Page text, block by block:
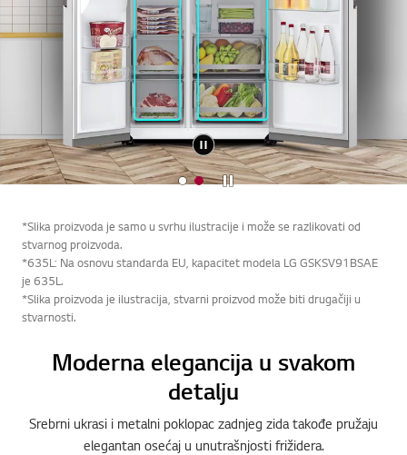
Zaustavi
*Slika proizvoda je samo u svrhu ilustracije i može se razlikovati od
stvarnog proizvoda.
*635L: Na osnovu standarda EU, kapacitet modela LG GSKSV91BSAE
je 635L.
*Slika proizvoda je ilustracija, stvarni proizvod može biti drugačiji u
stvarnosti.
Moderna elegancija u svakom
detalju
Srebrni ukrasi i metalni poklopac zadnjeg zida takođe pružaju
elegantan osećaj u unutrašnjosti frižidera.